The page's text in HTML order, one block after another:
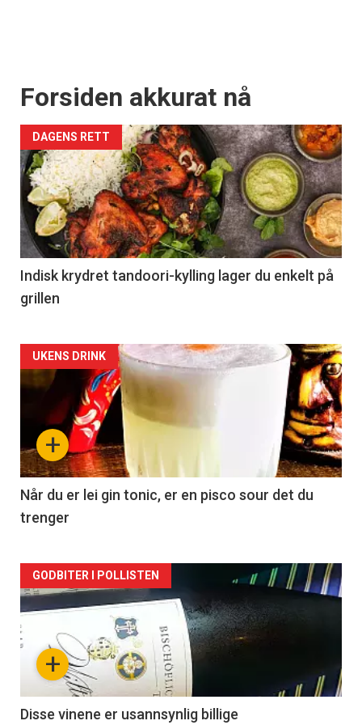
Forsiden akkurat nå
DAGENS RETT
Indisk krydret tandoori-kylling lager du enkelt på
grillen
Forsiden
akkurat
nå
-
2
+
UKENS DRINK
Når du er lei gin tonic, er en pisco sour det du
trenger
Forsiden
akkurat
nå
3
+
GODBITER I POLLISTEN
Disse vinene er usannsynlig billige